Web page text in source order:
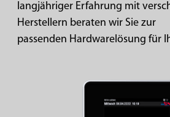
langjähriger Erfahrung mit
Herstellern beraten wir Sie zur
passenden Hardwarelösung für